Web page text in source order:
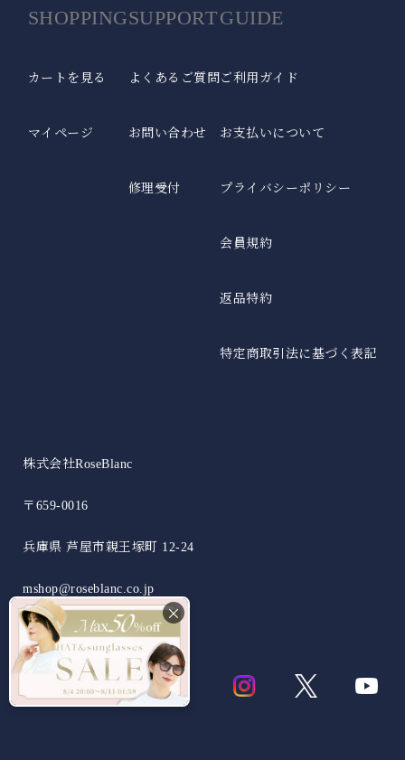
折り畳み日傘のサイズ比較や機能の違いについて解説します。
日差しの影響を受けやすいお子様用の日傘。入学などのギフトにも。
ステッキ日傘
中棒がステッキとして分離する、杖と日傘の2way仕様。
日差しや紫外線の悪影響を受けやすいお子様に。
ハットクリップ
全てのアームカバー/手袋
シューズ
全てのUVカットウェア
×
SHOPPING
カートを見る
マイページ
SUPPORT
よくあるご質問
お問い合わせ
修理受付
GUIDE
ご利用ガイド
お支払いについて
プライバシーポリシー
会員規約
返品特約
特定商取引法に基づく表記
株式会社RoseBlanc
〒659-0016
兵庫県 芦屋市親王塚町 12-24
mshop@roseblanc.co.jp